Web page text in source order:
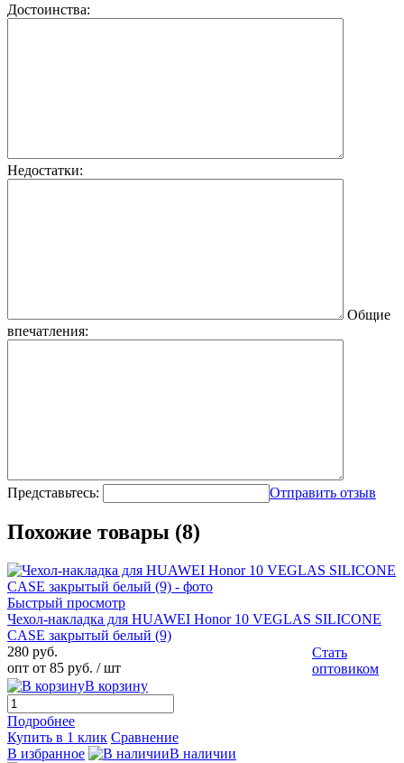
Достоинства:
Недостатки:
Общие
впечатления:
Представьтесь: Отправить отзыв
Похожие товары (8)
Быстрый просмотр
Чехол-накладка для HUAWEI Honor 10 VEGLAS SILICONE
CASE закрытый белый (9)
280 руб.
опт от 85 руб. / шт
Стать
оптовиком
В корзину
Подробнее
Купить в 1 клик Сравнение
В избранное
В наличии